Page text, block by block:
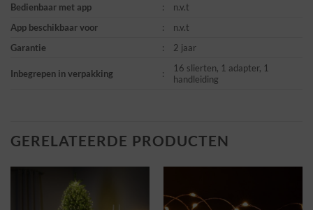
Bedienbaar met app
:
n.v.t
App beschikbaar voor
:
n.v.t
Garantie
: 2 jaar
Inbegrepen in verpakking :
16 slierten, 1 adapter, 1
handleiding
GERELATEERDE PRODUCTEN